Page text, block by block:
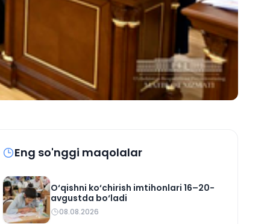
Eng so'nggi maqolalar
O‘qishni ko‘chirish imtihonlari 16–20-
avgustda bo‘ladi
08.08.2026